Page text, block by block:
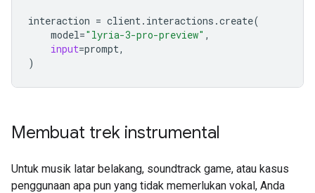
interaction = client. interactions .create(
model="lyria-3-pro-preview" ,
input=prompt,
)
Membuat trek instrumental
Untuk musik latar belakang, soundtrack game, atau kasus
penggunaan apa pun yang tidak memerlukan vokal, Anda